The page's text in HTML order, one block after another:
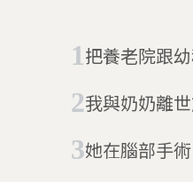
把養老院跟
我與奶奶離
她在腦部手